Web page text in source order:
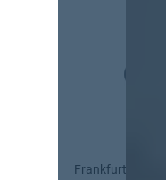
Frankfurt